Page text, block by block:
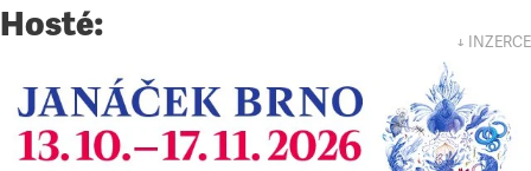
Hosté: ↓ INZERCE